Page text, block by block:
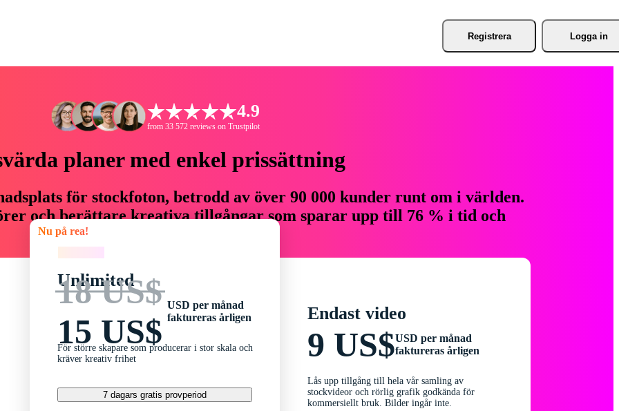
Registrera Logga in
4.9
from 33 572 reviews on Trustpilot
planer med enkel prissättning
för stockfoton, betrodd av över 90 000 kunder runt om i världen.
och berättare kreativa tillgångar som sparar upp till 76 % i tid och
Nu på rea!
Unlimited
18 US$
15 US$
USD per månad
faktureras årligen
För större skapare som producerar i stor skala och
kräver kreativ frihet
7 dagars gratis provperiod
Endast video
9 US$USD per månad
faktureras årligen
Lås upp tillgång till hela vår samling av
stockvideor och rörlig grafik godkända för
kommersiellt bruk. Bilder ingår inte.